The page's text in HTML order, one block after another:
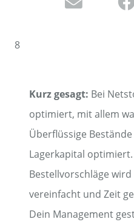
8
Kurz gesagt: Bei
optimiert, mit allem
Überflüssige
Lagerkapital
Bestellvorschläge
vereinfacht und Zeit
Dein Management